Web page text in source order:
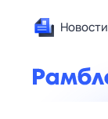
Новости